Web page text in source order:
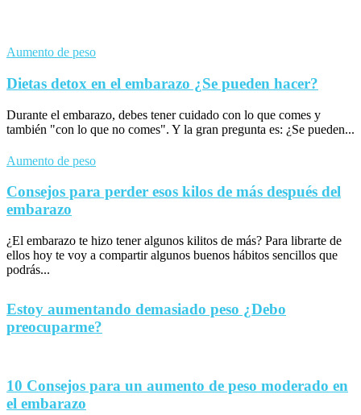
Aumento de peso
Dietas detox en el embarazo ¿Se pueden hacer?
Durante el embarazo, debes tener cuidado con lo que comes y
también "con lo que no comes". Y la gran pregunta es: ¿Se pueden...
Aumento de peso
Consejos para perder esos kilos de más después del
embarazo
¿El embarazo te hizo tener algunos kilitos de más? Para librarte de
ellos hoy te voy a compartir algunos buenos hábitos sencillos que
podrás...
Estoy aumentando demasiado peso ¿Debo
preocuparme?
10 Consejos para un aumento de peso moderado en
el embarazo